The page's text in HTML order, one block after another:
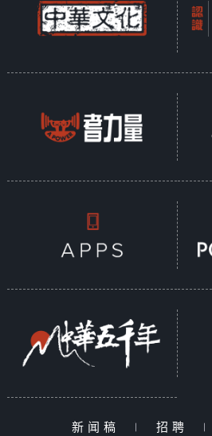
新闻稿 | 招聘 |